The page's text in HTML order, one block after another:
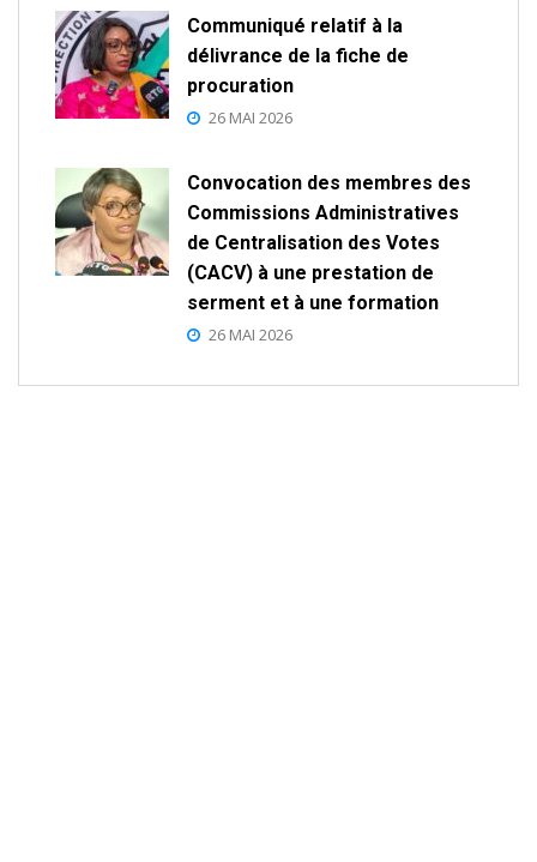
Communiqué relatif à la
délivrance de la fiche de
procuration
26 MAI 2026
Convocation des membres des
Commissions Administratives
de Centralisation des Votes
(CACV) à une prestation de
serment et à une formation
26 MAI 2026